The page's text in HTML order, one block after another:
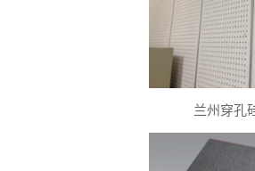
兰州穿孔